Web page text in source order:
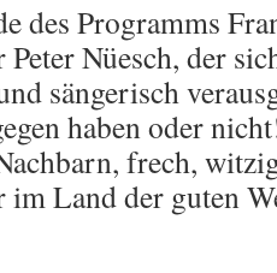
des Programms
Peter Nüesch, der
sängerisch
haben oder
frech,
im Land der guten